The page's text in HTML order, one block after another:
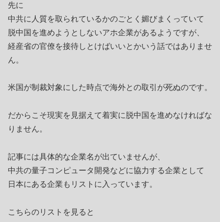
先に
中共に人質を取られているかのごとく媚びまくっていて
脱中国を進めようとしないアホ企業があるようですが、
経産省の官僚を接待しとけばいいとかいう話ではありませ
ん。
米国が制裁対象にした時点で海外との取引が死ぬのです。
だからこそ現実を見据えて着実に脱中国を進めなければな
りません。
記事には具体的な企業名が出ていませんが、
中共の量子コンピュータ開発などに協力する企業として
日本にある企業もリストに入っています。
こちらのリストを見ると